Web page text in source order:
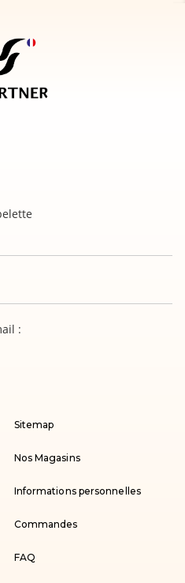
:
Sitemap
Nos Magasins
Informations personnelles
Commandes
FAQ